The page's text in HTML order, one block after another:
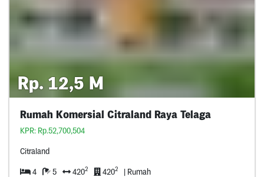
Rp. 12,5 M
Rumah Komersial Citraland Raya Telaga
KPR: Rp.52,700,504
Citraland
4 5 4202 4202 | Rumah